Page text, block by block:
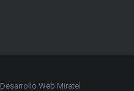
Desarrollo Web Miratel